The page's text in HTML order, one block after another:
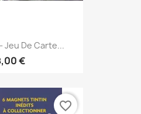
Jeu De Carte...
€
favorite_border